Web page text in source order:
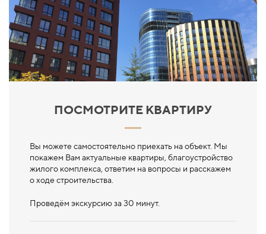
ПОСМОТРИТЕ КВАРТИРУ
Вы можете самостоятельно приехать на объект. Мы
покажем Вам актуальные квартиры, благоустройство
жилого комплекса, ответим на вопросы и расскажем
о ходе строительства.
Проведём экскурсию за 30 минут.